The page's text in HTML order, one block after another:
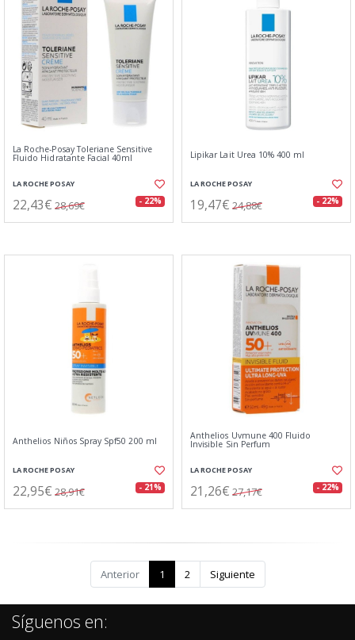
La Roche-Posay Toleriane Sensitive
Fluido Hidratante Facial 40ml
LA ROCHE POSAY
22,43€ 28,69€ - 22%
Lipikar Lait Urea 10% 400 ml
LA ROCHE POSAY
19,47€ 24,88€ - 22%
Anthelios Niños Spray Spf50 200 ml
LA ROCHE POSAY
22,95€ 28,91€ - 21%
Anthelios Uvmune 400 Fluido
Invisible Sin Perfum
LA ROCHE POSAY
21,26€ 27,17€ - 22%
Anterior 1 2 Siguiente
Síguenos en: